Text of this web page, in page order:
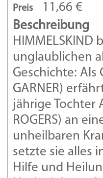
Preis
11,66 €
Beschreibung
HIMMELSKIND
unglaublichen
Geschichte: Als
GARNER)
jährige Tochter
ROGERS) an
unheilbaren
setzte sie alles
Hilfe und